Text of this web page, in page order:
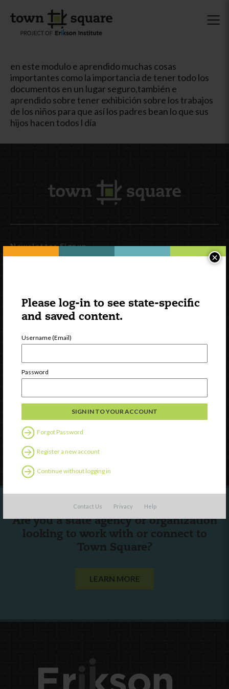
Please log-in to see state-specific
and saved content.
Username (Email)
Password
Forgot Password
Register a new account
Continue without logging in
Contact Us Privacy Help
×
en este modulo e aprendido muchas cosas
importantes como la importancia de tener todo los
documentos en un lugar seguro,también e
aprendido sobre tener exhibición sobre los trabajos
de los niños para que así los padres bean lo que sus
hijos hacen todos l día
Newsletter Signup
Watch
Contact Us
Follow Us
Are you a state agency or organization
looking to work with or connect to
Town Square?
LEARN MORE